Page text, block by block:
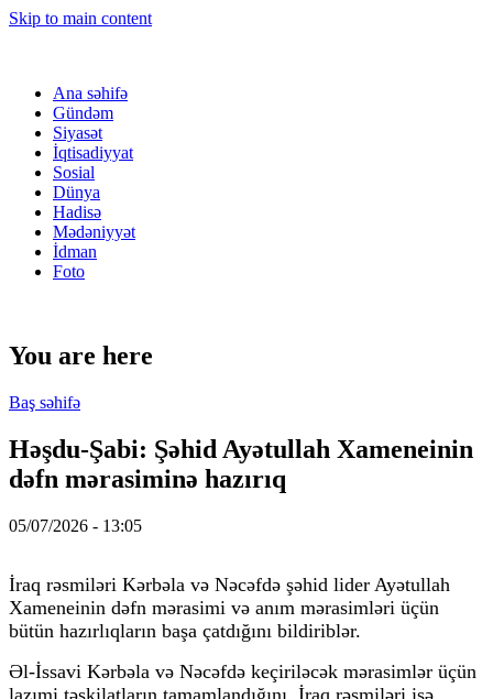
Skip to main content
Ana səhifə
Gündəm
Siyasət
İqtisadiyyat
Sosial
Dünya
Hadisə
Mədəniyyət
İdman
Foto
You are here
Baş səhifə
Həşdu-Şabi: Şəhid Ayətullah Xameneinin
dəfn mərasiminə hazırıq
05/07/2026 - 13:05
İraq rəsmiləri Kərbəla və Nəcəfdə şəhid lider Ayətullah
Xameneinin dəfn mərasimi və anım mərasimləri üçün
bütün hazırlıqların başa çatdığını bildiriblər.
Əl-İssavi Kərbəla və Nəcəfdə keçiriləcək mərasimlər üçün
lazımi təşkilatların tamamlandığını, İraq rəsmiləri isə